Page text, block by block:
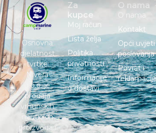
Osnovna
djelatnost
tvrtke
Nivera
d.o.o. je
prodaja
vrhunskih
nautičkih
proizvoda i
Za
kupce
Moj račun
Lista želja
Politika
privatnosti
Informacije
o dostavi
O nama
O nama
Kontakt
Opći uvjeti
poslovanja
Povrat i